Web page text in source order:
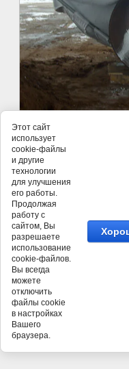
©ООО СНАБКОМ
Этот сайт
использует
cookie-файлы
и другие
технологии
для улучшения
его работы.
Продолжая
работу с
сайтом, Вы
разрешаете
использование
cookie-файлов.
Вы всегда
можете
отключить
файлы cookie
в настройках
Вашего
браузера.